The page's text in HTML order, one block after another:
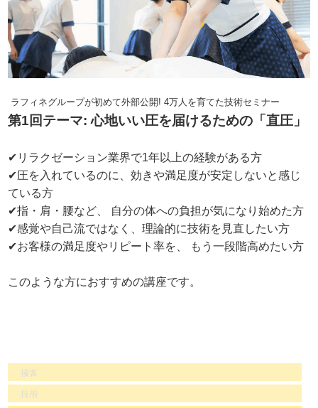
ラフィネグループが初めて外部公開! 4万人を育てた技術セミナー
第1回テーマ: 心地いい圧を届けるための「直圧」
✔リラクゼーション業界で1年以上の経験がある方
✔圧を入れているのに、効きや満足度が安定しないと感じ
ている方
✔指・肩・腰など、 自分の体への負担が気になり始めた方
✔感覚や自己流ではなく、理論的に技術を見直したい方
✔お客様の満足度やリピート率を、 もう一段階高めたい方
このような方におすすめの講座です。
接客
技術